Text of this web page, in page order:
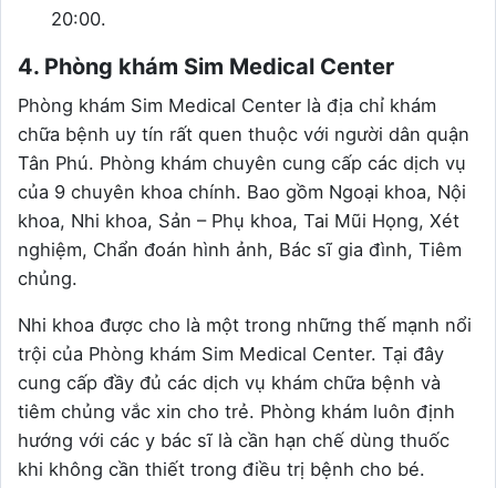
20:00.
4. Phòng khám Sim Medical Center
Phòng khám Sim Medical Center là địa chỉ khám
chữa bệnh uy tín rất quen thuộc với người dân quận
Tân Phú. Phòng khám chuyên cung cấp các dịch vụ
của 9 chuyên khoa chính. Bao gồm Ngoại khoa, Nội
khoa, Nhi khoa, Sản – Phụ khoa, Tai Mũi Họng, Xét
nghiệm, Chẩn đoán hình ảnh, Bác sĩ gia đình, Tiêm
chủng.
Nhi khoa được cho là một trong những thế mạnh nổi
trội của Phòng khám Sim Medical Center. Tại đây
cung cấp đầy đủ các dịch vụ khám chữa bệnh và
tiêm chủng vắc xin cho trẻ. Phòng khám luôn định
hướng với các y bác sĩ là cần hạn chế dùng thuốc
khi không cần thiết trong điều trị bệnh cho bé.